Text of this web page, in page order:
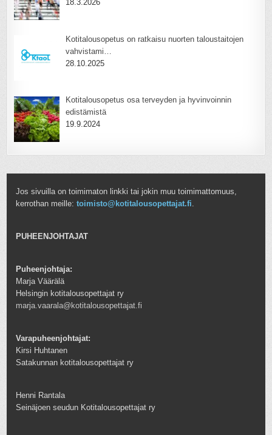
18.3.2026
Kotitalousopetus on ratkaisu nuorten taloustaitojen
vahvistami…
28.10.2025
Kotitalousopetus osa terveyden ja hyvinvoinnin
edistämistä
19.9.2024
Jos sivuilla on toimimaton linkki tai jokin muu toimimattomuus,
kerrothan meille:toimisto@kotitalousopettajat.fi
PUHEENJOHTAJAT
Puheenjohtaja:
Marja Väärälä
Helsingin kotitalousopettajat ry
marja.vaarala@kotitalousopettajat.fi
Varapuheenjohtajat:
Kirsi Huhtanen
Satakunnan kotitalousopettajat ry
Henni Rantala
Seinäjoen seudun Kotitalousopettajat ry